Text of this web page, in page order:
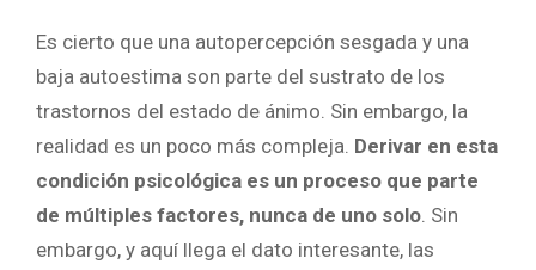
Es cierto que una autopercepción sesgada y una
baja autoestima son parte del sustrato de los
trastornos del estado de ánimo. Sin embargo, la
realidad es un poco más compleja. Derivar en esta
condición psicológica es un proceso que parte
de múltiples factores, nunca de uno solo . Sin
embargo, y aquí llega el dato interesante, las